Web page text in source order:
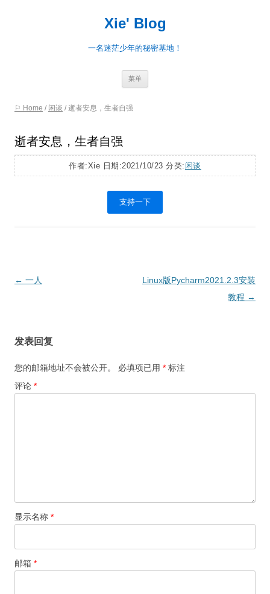
Xie' Blog
一名迷茫少年的秘密基地！
菜单
⚐ Home / 闲谈 / 逝者安息，生者自强
逝者安息，生者自强
作者:Xie 日期:2021/10/23 分类: 闲谈
支持一下
文
← 一人
Linux版Pycharm2021.2.3安装
教程 →
发表回复
您的邮箱地址不会被公开。 必填项已用 * 标注
评论 *
显示名称 *
邮箱 *